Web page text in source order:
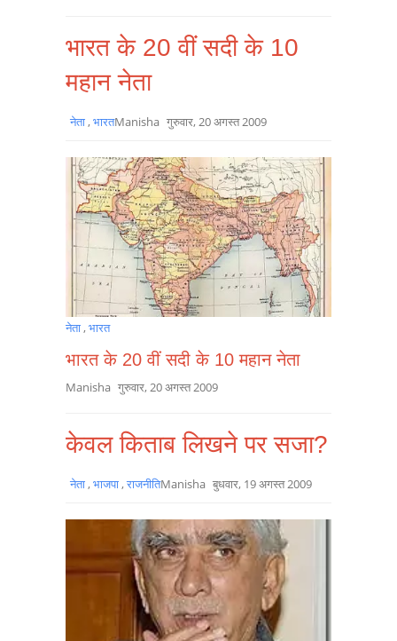
भारत के 20 वीं सदी के 10
महान नेता
Manisha गुरुवार, 20 अगस्त 2009
नेता,भारत
नेता,भारत
भारत के 20 वीं सदी के 10 महान नेता
Manisha गुरुवार, 20 अगस्त 2009
केवल किताब लिखने पर सजा?
Manisha बुधवार, 19 अगस्त 2009
नेता,भाजपा,राजनीति